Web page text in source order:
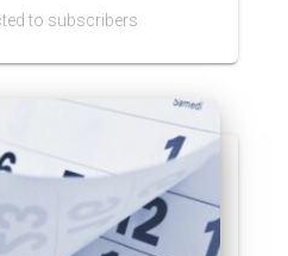
to subscribers